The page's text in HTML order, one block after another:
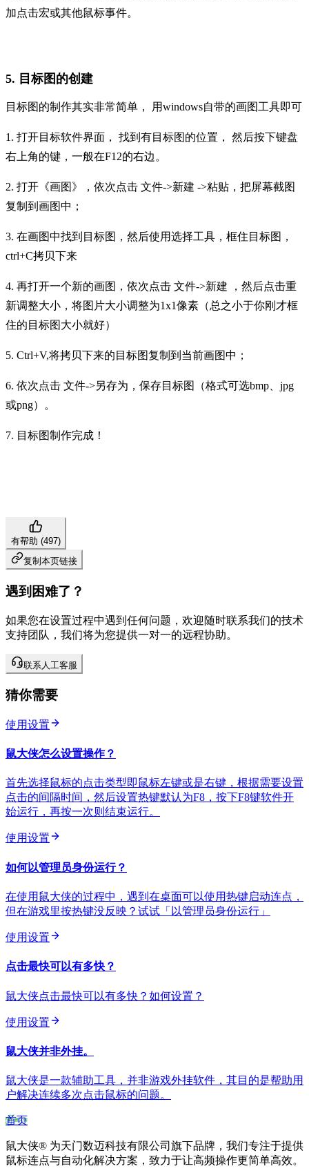
加点击宏或其他鼠标事件。
5. 目标图的创建
目标图的制作其实非常简单， 用windows自带的画图工具即可
1. 打开目标软件界面， 找到有目标图的位置，
然后按下键盘
右上角的键，一般在F12的右边。
2. 打开《画图》，依次点击 文件->新建 ->粘贴，把屏幕截图
复制到画图中；
3. 在画图中找到目标图，然后使用选择工具，框住目标图，
ctrl+C拷贝下来
4. 再打开一个新的画图，依次点击 文件->新建 ，然后点击重
新调整大小，将图片大小调整为1x1像素（总之小于你刚才框
住的目标图大小就好）
5. Ctrl+V,将拷贝下来的目标图复制到当前画图中；
6. 依次点击 文件->另存为，保存目标图（格式可选bmp、jpg
或png）。
7. 目标图制作完成！
有帮助 (497)
复制本页链接
遇到困难了？
如果您在设置过程中遇到任何问题，欢迎随时联系我们的技术
支持团队，我们将为您提供一对一的远程协助。
联系人工客服
猜你需要
使用设置
鼠大侠怎么设置操作？
首先选择鼠标的点击类型即鼠标左键或是右键，根据需要设置
点击的间隔时间，然后设置热键默认为F8，按下F8键软件开
始运行，再按一次则结束运行。
使用设置
如何以管理员身份运行？
在使用鼠大侠的过程中，遇到在桌面可以使用热键启动连点，
但在游戏里按热键没反映？试试「以管理员身份运行」
使用设置
点击最快可以有多快？
鼠大侠点击最快可以有多快？如何设置？
使用设置
鼠大侠并非外挂。
鼠大侠是一款辅助工具，并非游戏外挂软件，其目的是帮助用
户解决连续多次点击鼠标的问题。
首页
鼠大侠® 为天门数迈科技有限公司旗下品牌，我们专注于提供
鼠标连点与自动化解决方案，致力于让高频操作更简单高效。